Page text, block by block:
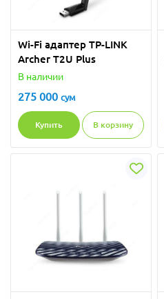
Wi-Fi адаптер TP-LINK
Archer T2U Plus
В наличии
275 000 сум
Купить В корзину